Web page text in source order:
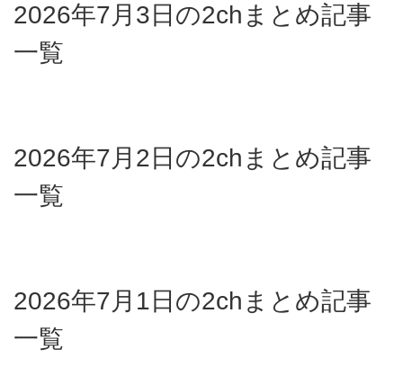
2026年7月3日の2chまとめ記事
一覧
2026年7月2日の2chまとめ記事
一覧
2026年7月1日の2chまとめ記事
一覧